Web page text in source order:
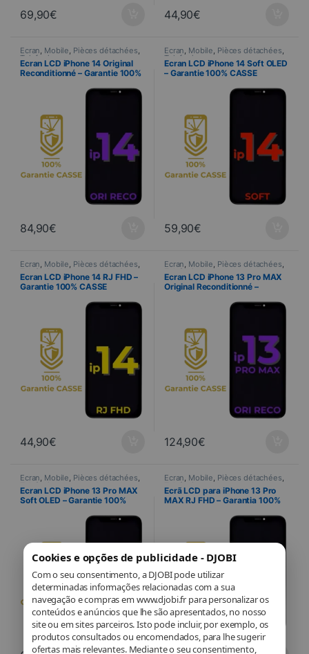
Cookies e opções de publicidade - DJOBI
Com o seu consentimento, a DJOBI pode utilizar
determinadas informações relacionadas com a sua
navegação e compras em www.djobi.fr para personalizar os
conteúdos e anúncios que lhe são apresentados, no nosso
site ou em sites parceiros. Isto pode incluir, por exemplo, os
produtos consultados ou encomendados, para lhe sugerir
ofertas mais relevantes. Mediante o seu consentimento,
69,90€ 44,90€
Ecran, Mobile, Pièces détachées,
Telefonia
Ecran LCD iPhone 14 Original
Reconditionné – Garantie 100%
84,90€
Ecran, Mobile, Pièces détachées,
Telefonia
Ecran LCD iPhone 14 Soft OLED
– Garantie 100% CASSE
59,90€
Ecran, Mobile, Pièces détachées,
Telefonia
Ecran LCD iPhone 14 RJ FHD –
Garantie 100% CASSE
44,90€
Ecran, Mobile, Pièces détachées,
Telefonia
Ecran LCD iPhone 13 Pro MAX
Original Reconditionné –
124,90€
Ecran, Mobile, Pièces détachées,
Telefonia
Ecran LCD iPhone 13 Pro MAX
Soft OLED – Garantie 100%
Ecran, Mobile, Pièces détachées,
Telefonia
Ecrã LCD para iPhone 13 Pro
MAX RJ FHD – Garantia 100%